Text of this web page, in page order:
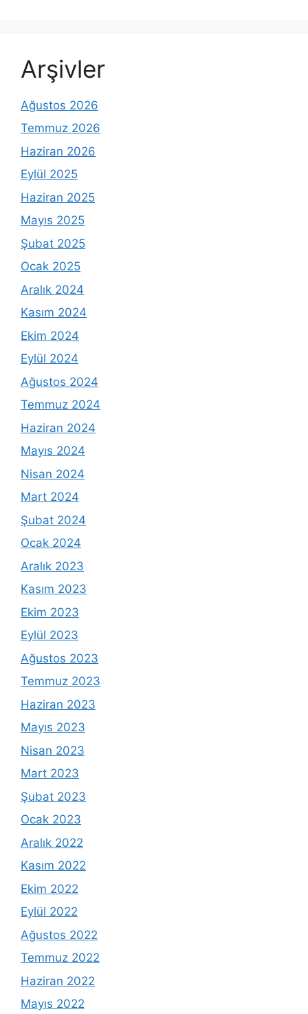
Arşivler
Ağustos 2026
Temmuz 2026
Haziran 2026
Eylül 2025
Haziran 2025
Mayıs 2025
Şubat 2025
Ocak 2025
Aralık 2024
Kasım 2024
Ekim 2024
Eylül 2024
Ağustos 2024
Temmuz 2024
Haziran 2024
Mayıs 2024
Nisan 2024
Mart 2024
Şubat 2024
Ocak 2024
Aralık 2023
Kasım 2023
Ekim 2023
Eylül 2023
Ağustos 2023
Temmuz 2023
Haziran 2023
Mayıs 2023
Nisan 2023
Mart 2023
Şubat 2023
Ocak 2023
Aralık 2022
Kasım 2022
Ekim 2022
Eylül 2022
Ağustos 2022
Temmuz 2022
Haziran 2022
Mayıs 2022